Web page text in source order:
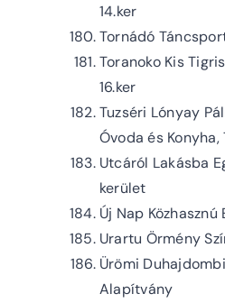
14.ker
Tornádó
Toranoko Kis
16.ker
Tuzséri Lónyay
Óvoda és Konyha,
Utcáról Lakásba
kerület
Új Nap Közhasznú
Urartu Örmény
Ürömi
Alapítvány